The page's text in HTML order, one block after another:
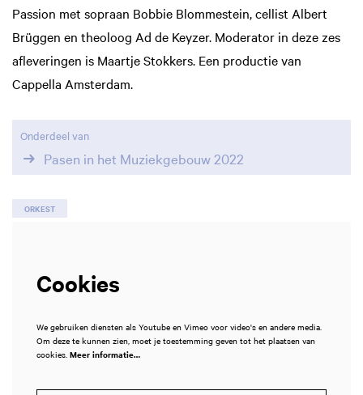
Passion met sopraan Bobbie Blommestein, cellist Albert
Brüggen en theoloog Ad de Keyzer. Moderator in deze zes
afleveringen is Maartje Stokkers. Een productie van
Cappella Amsterdam.
Onderdeel van
Pasen in het Muziekgebouw 2022
ORKEST
Cookies
We gebruiken diensten als Youtube en Vimeo voor video's en andere media.
Om deze te kunnen zien, moet je toestemming geven tot het plaatsen van
cookies. Meer informatie…